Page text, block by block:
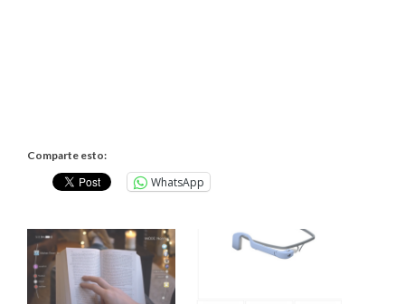
Comparte esto:
WhatsApp